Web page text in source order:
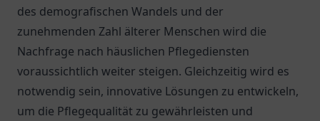
des demografischen Wandels und der
zunehmenden Zahl älterer Menschen wird die
Nachfrage nach häuslichen Pflegediensten
voraussichtlich weiter steigen. Gleichzeitig wird es
notwendig sein, innovative Lösungen zu entwickeln,
um die Pflegequalität zu gewährleisten und